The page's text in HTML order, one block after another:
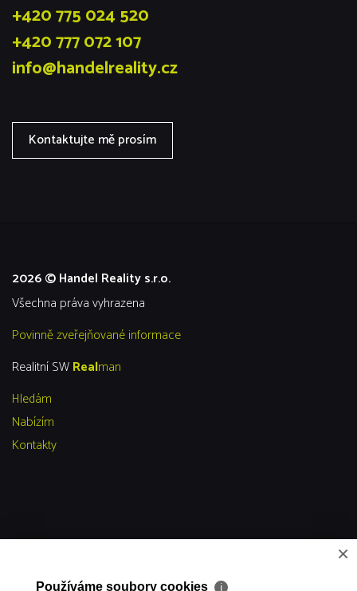
+420 775 024 520
+420 777 072 107
info@handelreality.cz
Kontaktujte mě prosím
2026 © Handel Reality s.r.o.
všechna práva vyhrazena
Povinně zveřejňované informace
Realitní SWRealman
Hledám
Nabízím
Kontakty
×
Používáme soubory cookies ℹ